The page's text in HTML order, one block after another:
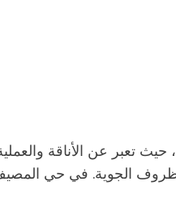
عن الأناقة والعملية
الجوية. في حي